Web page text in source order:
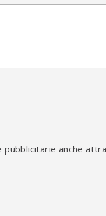
pubblicitarie anche